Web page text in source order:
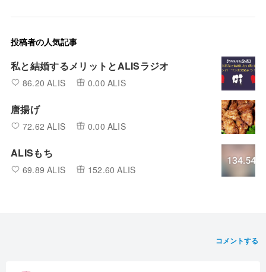
投稿者の人気記事
私と結婚するメリットとALISラジオ
86.20 ALIS 0.00 ALIS
唐揚げ
72.62 ALIS 0.00 ALIS
ALISもち
69.89 ALIS 152.60 ALIS
コメントする